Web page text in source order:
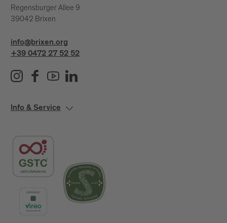
Regensburger Allee 9
39042 Brixen
info@brixen.org
+39 0472 27 52 52
Info & Service